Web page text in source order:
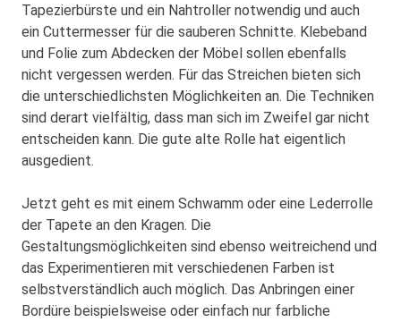
Tapezierbürste und ein Nahtroller notwendig und auch
ein Cuttermesser für die sauberen Schnitte. Klebeband
und Folie zum Abdecken der Möbel sollen ebenfalls
nicht vergessen werden. Für das Streichen bieten sich
die unterschiedlichsten Möglichkeiten an. Die Techniken
sind derart vielfältig, dass man sich im Zweifel gar nicht
entscheiden kann. Die gute alte Rolle hat eigentlich
ausgedient.
Jetzt geht es mit einem Schwamm oder eine Lederrolle
der Tapete an den Kragen. Die
Gestaltungsmöglichkeiten sind ebenso weitreichend und
das Experimentieren mit verschiedenen Farben ist
selbstverständlich auch möglich. Das Anbringen einer
Bordüre beispielsweise oder einfach nur farbliche